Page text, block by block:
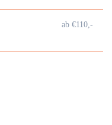
ab €110,-